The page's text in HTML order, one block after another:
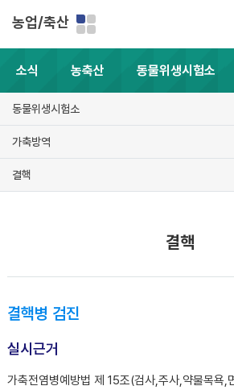
농업/축산
소식 농축산 동물위생시험소
동물위생시험소
가축방역
결핵
결핵
결핵병 검진
실시근거
가축전염병예방법 제 15조(검사,주사,약물목욕,